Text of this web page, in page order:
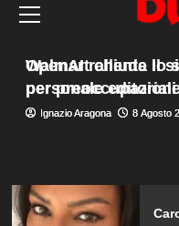
principale
Zelensky in
dall’inizio della
Giuseppe Recca 8 Agosto
Walmart chiude il
personale
Ignazio Aragona 8 Agosto
OpenAI rallenta lo
per
Ignazio Aragona 8 Agosto
4
Il